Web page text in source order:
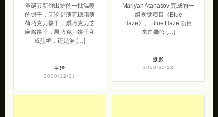
圣诞节新鲜出炉的一批温暖
的饼干，无论是薄荷糖霜薄
荷巧克力饼干，咸巧克力芝
麻酱饼干，黑巧克力饼干和
咸焦糖，还是波 […]
生活
2020/12/21
Mariyan Atanasov 完成的一
组视觉项目《Blue
Haze》。 Blue Haze 项目
来自撒哈 […]
摄影
2020/11/12